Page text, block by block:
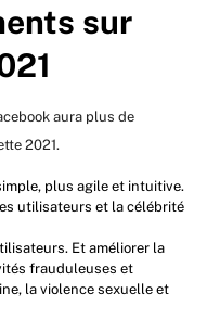
sur
aura plus de
2021.
plus agile et intuitive.
utilisateurs et la célébrité
Et améliorer la
frauduleuses et
la violence sexuelle et